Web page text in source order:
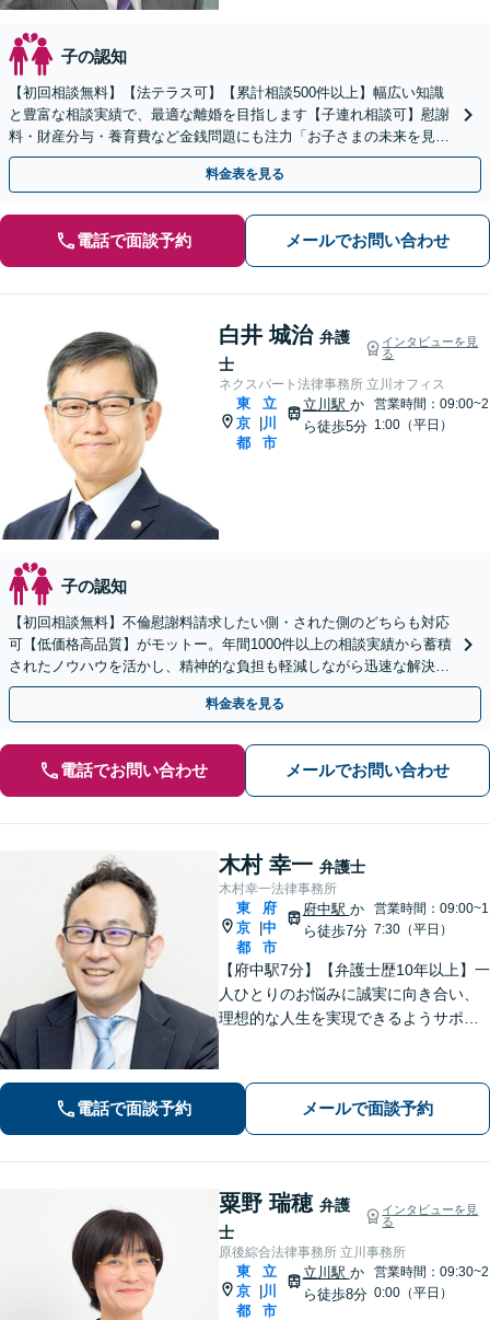
子の認知
【初回相談無料】【法テラス可】【累計相談500件以上】幅広い知識
と豊富な相談実績で、最適な離婚を目指します【子連れ相談可】慰謝
料・財産分与・養育費など金銭問題にも注力「お子さまの未来を見据
えたアドバイス」親権・面会交流にも対応【府中駅3分】
料金表を見る
電話で面談予約 メールでお問い合わせ
白井 城治 弁護
士
インタビューを見
る
ネクスパート法律事務所 立川オフィス
東
京
都
立
川
市
立川駅 か
ら徒歩5分
営業時間：09:00~2
1:00（平日）
子の認知
【初回相談無料】不倫慰謝料請求したい側・された側のどちらも対応
可【低価格高品質】がモットー。年間1000件以上の相談実績から蓄積
されたノウハウを活かし、精神的な負担も軽減しながら迅速な解決を
目指します。【休日・夜間相談あり】【ビデオ面談可】
料金表を見る
電話でお問い合わせ メールでお問い合わせ
木村 幸一 弁護士
木村幸一法律事務所
東
京
都
府
中
市
府中駅 か
ら徒歩7分
営業時間：09:00~1
7:30（平日）
【府中駅7分】【弁護士歴10年以上】一
人ひとりのお悩みに誠実に向き合い、
理想的な人生を実現できるようサポー
スピーディーに対処。 【夜間・休日の
対応可能】【オンライン面談可能】
電話で面談予約 メールで面談予約
粟野 瑞穂 弁護
士
インタビューを見
る
原後綜合法律事務所 立川事務所
東
京
都
立
川
市
立川駅 か
ら徒歩8分
営業時間：09:30~2
0:00（平日）